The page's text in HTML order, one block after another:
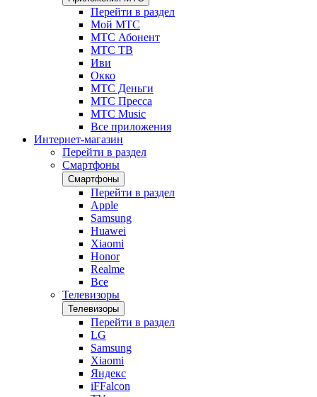
Перейти в раздел
Мой МТС
МТС Абонент
МТС ТВ
Иви
Окко
МТС Деньги
МТС Пресса
МТС Music
Все приложения
Интернет-магазин
Перейти в раздел
Смартфоны
Смартфоны
Перейти в раздел
Apple
Samsung
Huawei
Xiaomi
Honor
Realme
Все
Телевизоры
Телевизоры
Перейти в раздел
LG
Samsung
Xiaomi
Яндекс
iFFalcon